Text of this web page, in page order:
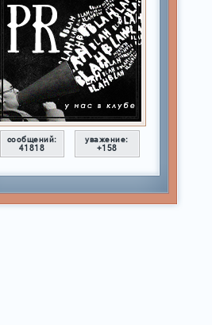
сообщений:
41818
уважение:
+158